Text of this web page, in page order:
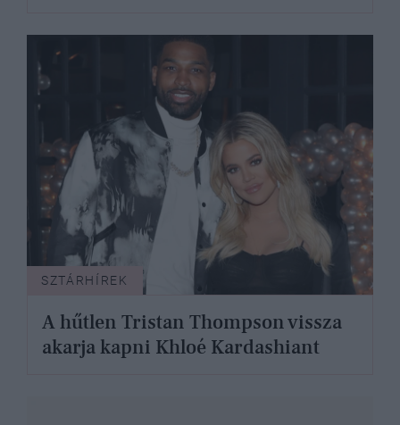
SZTÁRHÍREK
A hűtlen Tristan Thompson vissza
akarja kapni Khloé Kardashiant